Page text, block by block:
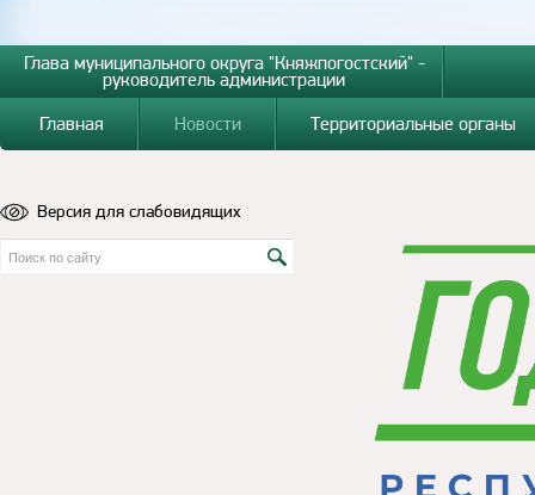
Глава муниципального округа "Княжпогостский" -
руководитель администрации
Главная
Новости Территориальные органы
Версия для слабовидящих